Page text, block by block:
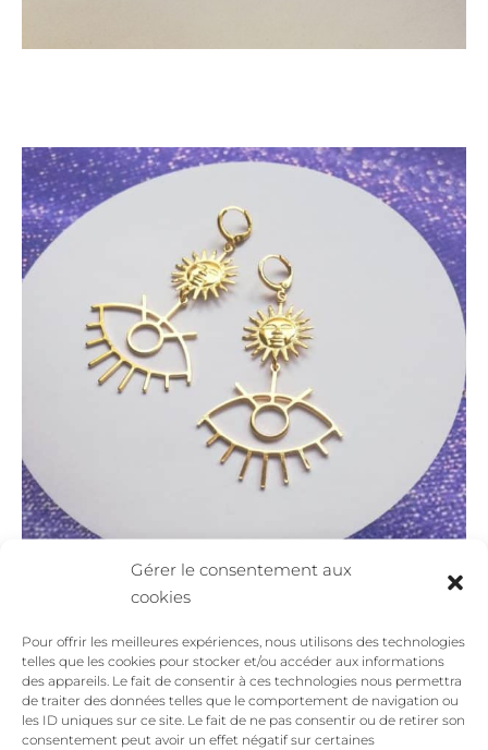
Gérer le consentement aux
cookies
Pour offrir les meilleures expériences, nous utilisons des technologies
telles que les cookies pour stocker et/ou accéder aux informations
des appareils. Le fait de consentir à ces technologies nous permettra
de traiter des données telles que le comportement de navigation ou
les ID uniques sur ce site. Le fait de ne pas consentir ou de retirer son
consentement peut avoir un effet négatif sur certaines